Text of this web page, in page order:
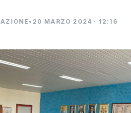
• 20 MARZO 2024 · 12:16